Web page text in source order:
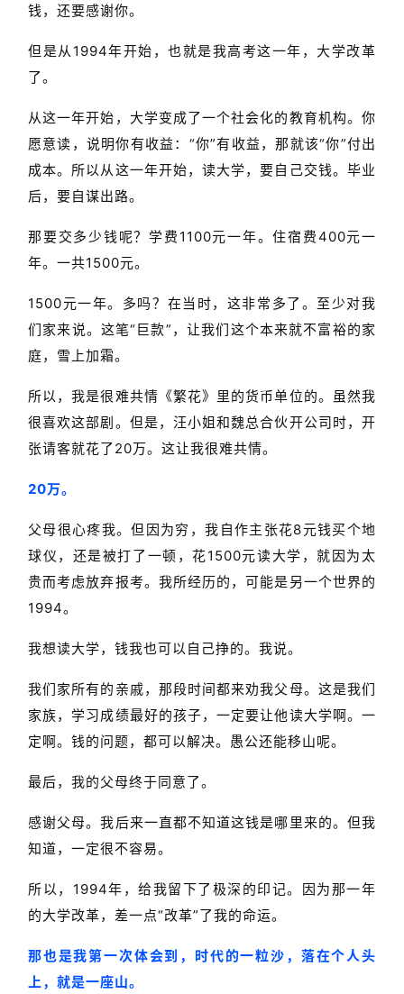
钱，还要感谢你。
但是从1994年开始，也就是我高考这一年，大学改革
了。
从这一年开始，大学变成了一个社会化的教育机构。你
愿意读，说明你有收益：“你”有收益，那就该“你”付出
成本。所以从这一年开始，读大学，要自己交钱。毕业
后，要自谋出路。
那要交多少钱呢？学费1100元一年。住宿费400元一
年。一共1500元。
1500元一年。多吗？在当时，这非常多了。至少对我
们家来说。这笔“巨款”，让我们这个本来就不富裕的家
庭，雪上加霜。
所以，我是很难共情《繁花》里的货币单位的。虽然我
很喜欢这部剧。但是，汪小姐和魏总合伙开公司时，开
张请客就花了20万。这让我很难共情。
20万。
父母很心疼我。但因为穷，我自作主张花8元钱买个地
球仪，还是被打了一顿，花1500元读大学，就因为太
贵而考虑放弃报考。我所经历的，可能是另一个世界的
1994。
我想读大学，钱我也可以自己挣的。我说。
我们家所有的亲戚，那段时间都来劝我父母。这是我们
家族，学习成绩最好的孩子，一定要让他读大学啊。一
定啊。钱的问题，都可以解决。愚公还能移山呢。
最后，我的父母终于同意了。
感谢父母。我后来一直都不知道这钱是哪里来的。但我
知道，一定很不容易。
所以，1994年，给我留下了极深的印记。因为那一年
的大学改革，差一点“改革”了我的命运。
那也是我第一次体会到，时代的一粒沙，落在个人头
上，就是一座山。